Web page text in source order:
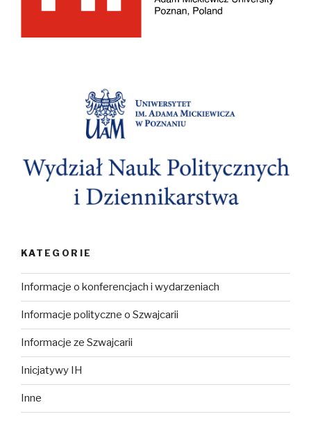
KATEGORIE
Informacje o konferencjach i wydarzeniach
Informacje polityczne o Szwajcarii
Informacje ze Szwajcarii
Inicjatywy IH
Inne